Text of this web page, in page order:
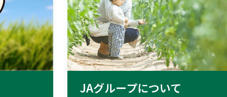
JAグループについて